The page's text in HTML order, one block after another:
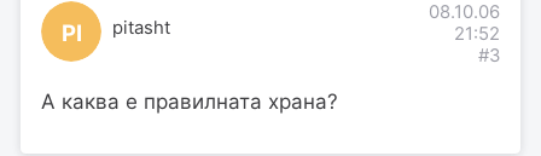
PI pitasht
08.10.06
21:52
#3
А каква е правилната храна?